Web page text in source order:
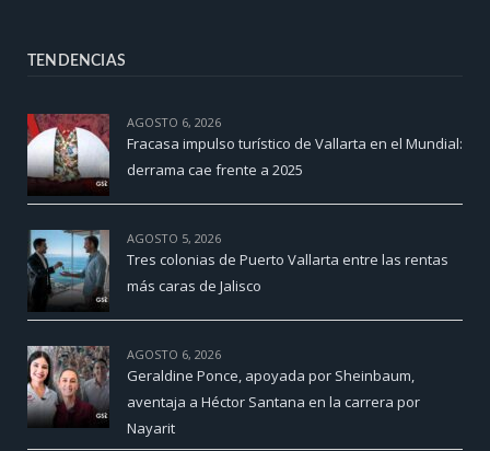
TENDENCIAS
AGOSTO 6, 2026
Fracasa impulso turístico de Vallarta en el Mundial:
derrama cae frente a 2025
AGOSTO 5, 2026
Tres colonias de Puerto Vallarta entre las rentas
más caras de Jalisco
AGOSTO 6, 2026
Geraldine Ponce, apoyada por Sheinbaum,
aventaja a Héctor Santana en la carrera por
Nayarit